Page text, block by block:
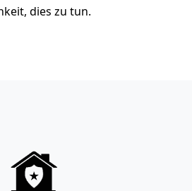
dies zu tun.